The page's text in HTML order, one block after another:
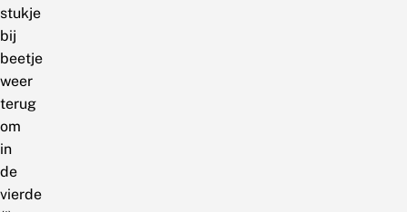
stukje
bij
beetje
weer
terug
om
in
de
vierde